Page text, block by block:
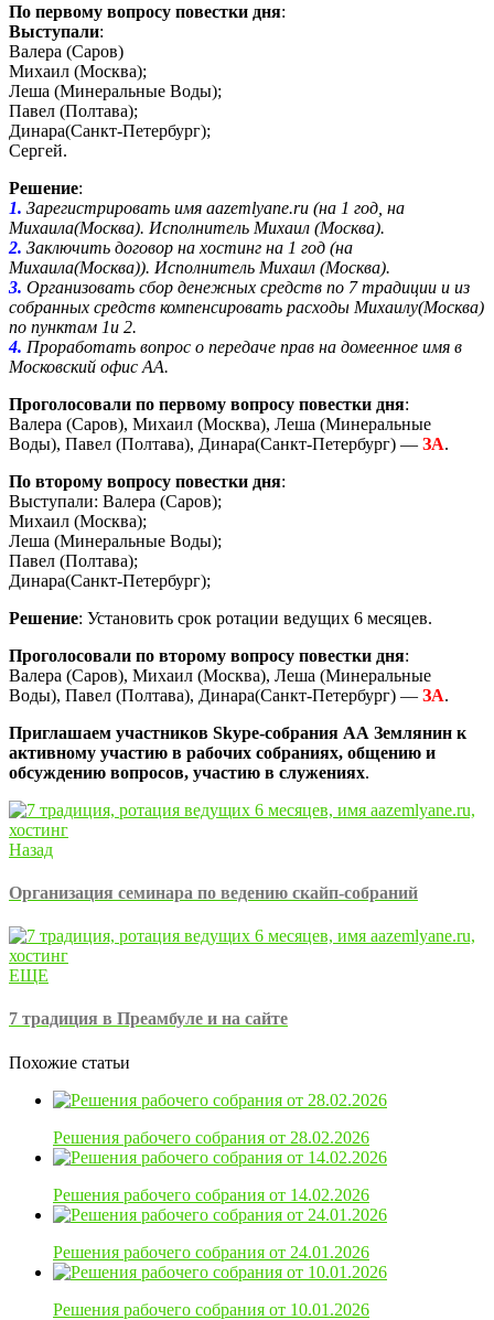
По первому вопросу повестки дня:
Выступали:
Валера (Саров)
Михаил (Москва);
Леша (Минеральные Воды);
Павел (Полтава);
Динара(Санкт-Петербург);
Сергей.
Решение:
1. Зарегистрировать имя aazemlyane.ru (на 1 год, на
Михаила(Москва). Исполнитель Михаил (Москва).
2. Заключить договор на хостинг на 1 год (на
Михаила(Москва)). Исполнитель Михаил (Москва).
3. Организовать сбор денежных средств по 7 традиции и из
собранных средств компенсировать расходы Михаилу(Москва)
по пунктам 1и 2.
4. Проработать вопрос о передаче прав на домеенное имя в
Московский офис АА.
Проголосовали по первому вопросу повестки дня:
Валера (Саров), Михаил (Москва), Леша (Минеральные
Воды), Павел (Полтава), Динара(Санкт-Петербург) — ЗА.
По второму вопросу повестки дня:
Выступали: Валера (Саров);
Михаил (Москва);
Леша (Минеральные Воды);
Павел (Полтава);
Динара(Санкт-Петербург);
Решение: Установить срок ротации ведущих 6 месяцев.
Проголосовали по второму вопросу повестки дня:
Валера (Саров), Михаил (Москва), Леша (Минеральные
Воды), Павел (Полтава), Динара(Санкт-Петербург) — ЗА.
Приглашаем участников Skype-собрания АА Землянин к
активному участию в рабочих собраниях, общению и
обсуждению вопросов, участию в служениях.
Назад
Организация семинара по ведению скайп-собраний
ЕЩЕ
7 традиция в Преамбуле и на сайте
Похожие статьи
Решения рабочего собрания от 28.02.2026
Решения рабочего собрания от 14.02.2026
Решения рабочего собрания от 24.01.2026
Решения рабочего собрания от 10.01.2026